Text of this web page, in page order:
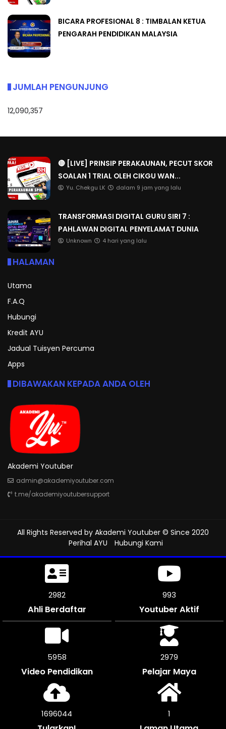
BICARA PROFESIONAL 8 : TIMBALAN KETUA
PENGARAH PENDIDIKAN MALAYSIA
JUMLAH PENGUNJUNG
12,090,357
🔴 [LIVE] PRINSIP PERAKAUNAN, PECUT SKOR
SOALAN 1 TRIAL OLEH CIKGU WAN...
Yu. Chekgu LK dalam 9 jam yang lalu
TRANSFORMASI DIGITAL GURU SIRI 7 :
PAHLAWAN DIGITAL PENYELAMAT DUNIA
Unknown 4 hari yang lalu
HALAMAN
Utama
F.A.Q
Hubungi
Kredit AYU
Jadual Tuisyen Percuma
Apps
DIBAWAKAN KEPADA ANDA OLEH
Akademi Youtuber
admin@akademiyoutuber.com
t.me/akademiyoutubersupport
All Rights Reserved by Akademi Youtuber © Since 2020
Perihal AYU
Hubungi Kami
3351
Ahli Berdaftar
1117
Youtuber Aktif
6702
Video Pendidikan
3351
Pelajar Maya
1906128 1